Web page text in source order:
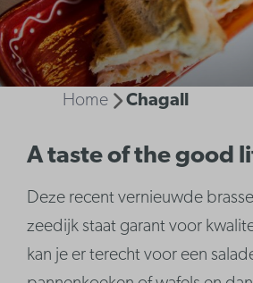
Home Chagall
A taste of the good
Deze recent vernieuwde
zeedijk staat garant voor
kan je er terecht voor een